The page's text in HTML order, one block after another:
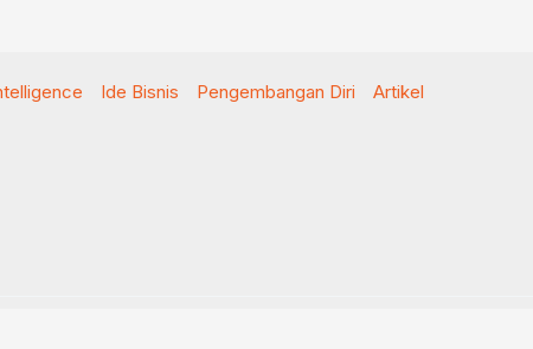
Ide Bisnis Pengembangan Diri Artikel